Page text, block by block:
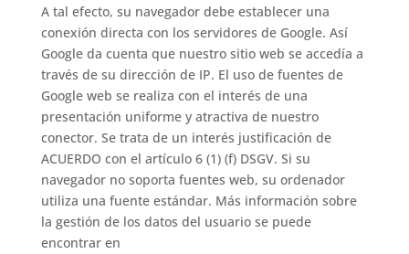
A tal efecto, su navegador debe establecer una
conexión directa con los servidores de Google. Así
Google da cuenta que nuestro sitio web se accedía a
través de su dirección de IP. El uso de fuentes de
Google web se realiza con el interés de una
presentación uniforme y atractiva de nuestro
conector. Se trata de un interés justificación de
ACUERDO con el artículo 6 (1) (f) DSGV. Si su
navegador no soporta fuentes web, su ordenador
utiliza una fuente estándar. Más información sobre
la gestión de los datos del usuario se puede
encontrar en